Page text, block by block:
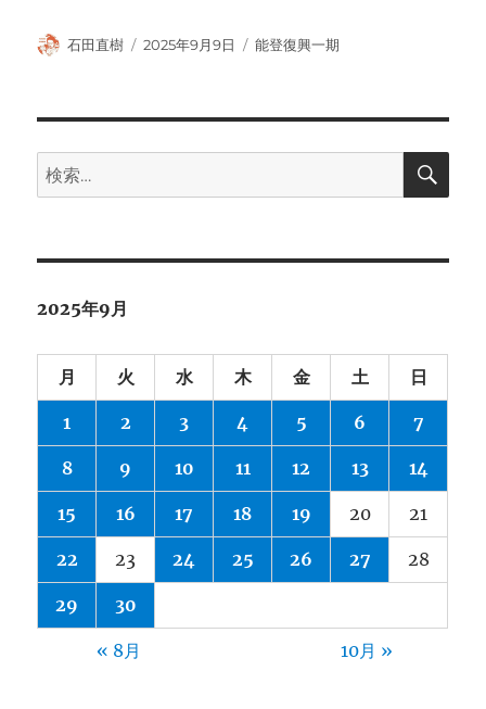
投
石田直樹
投
2025年9月9日
カ
能登復興一期
検
索:
検
2025年9月
月 火 水 木 金 土 日
1 2 3 4 5 6 7
8 9 10 11 12 13 14
15 16 17 18 19 20 21
22 23 24 25 26 27 28
29 30
« 8月 10月 »